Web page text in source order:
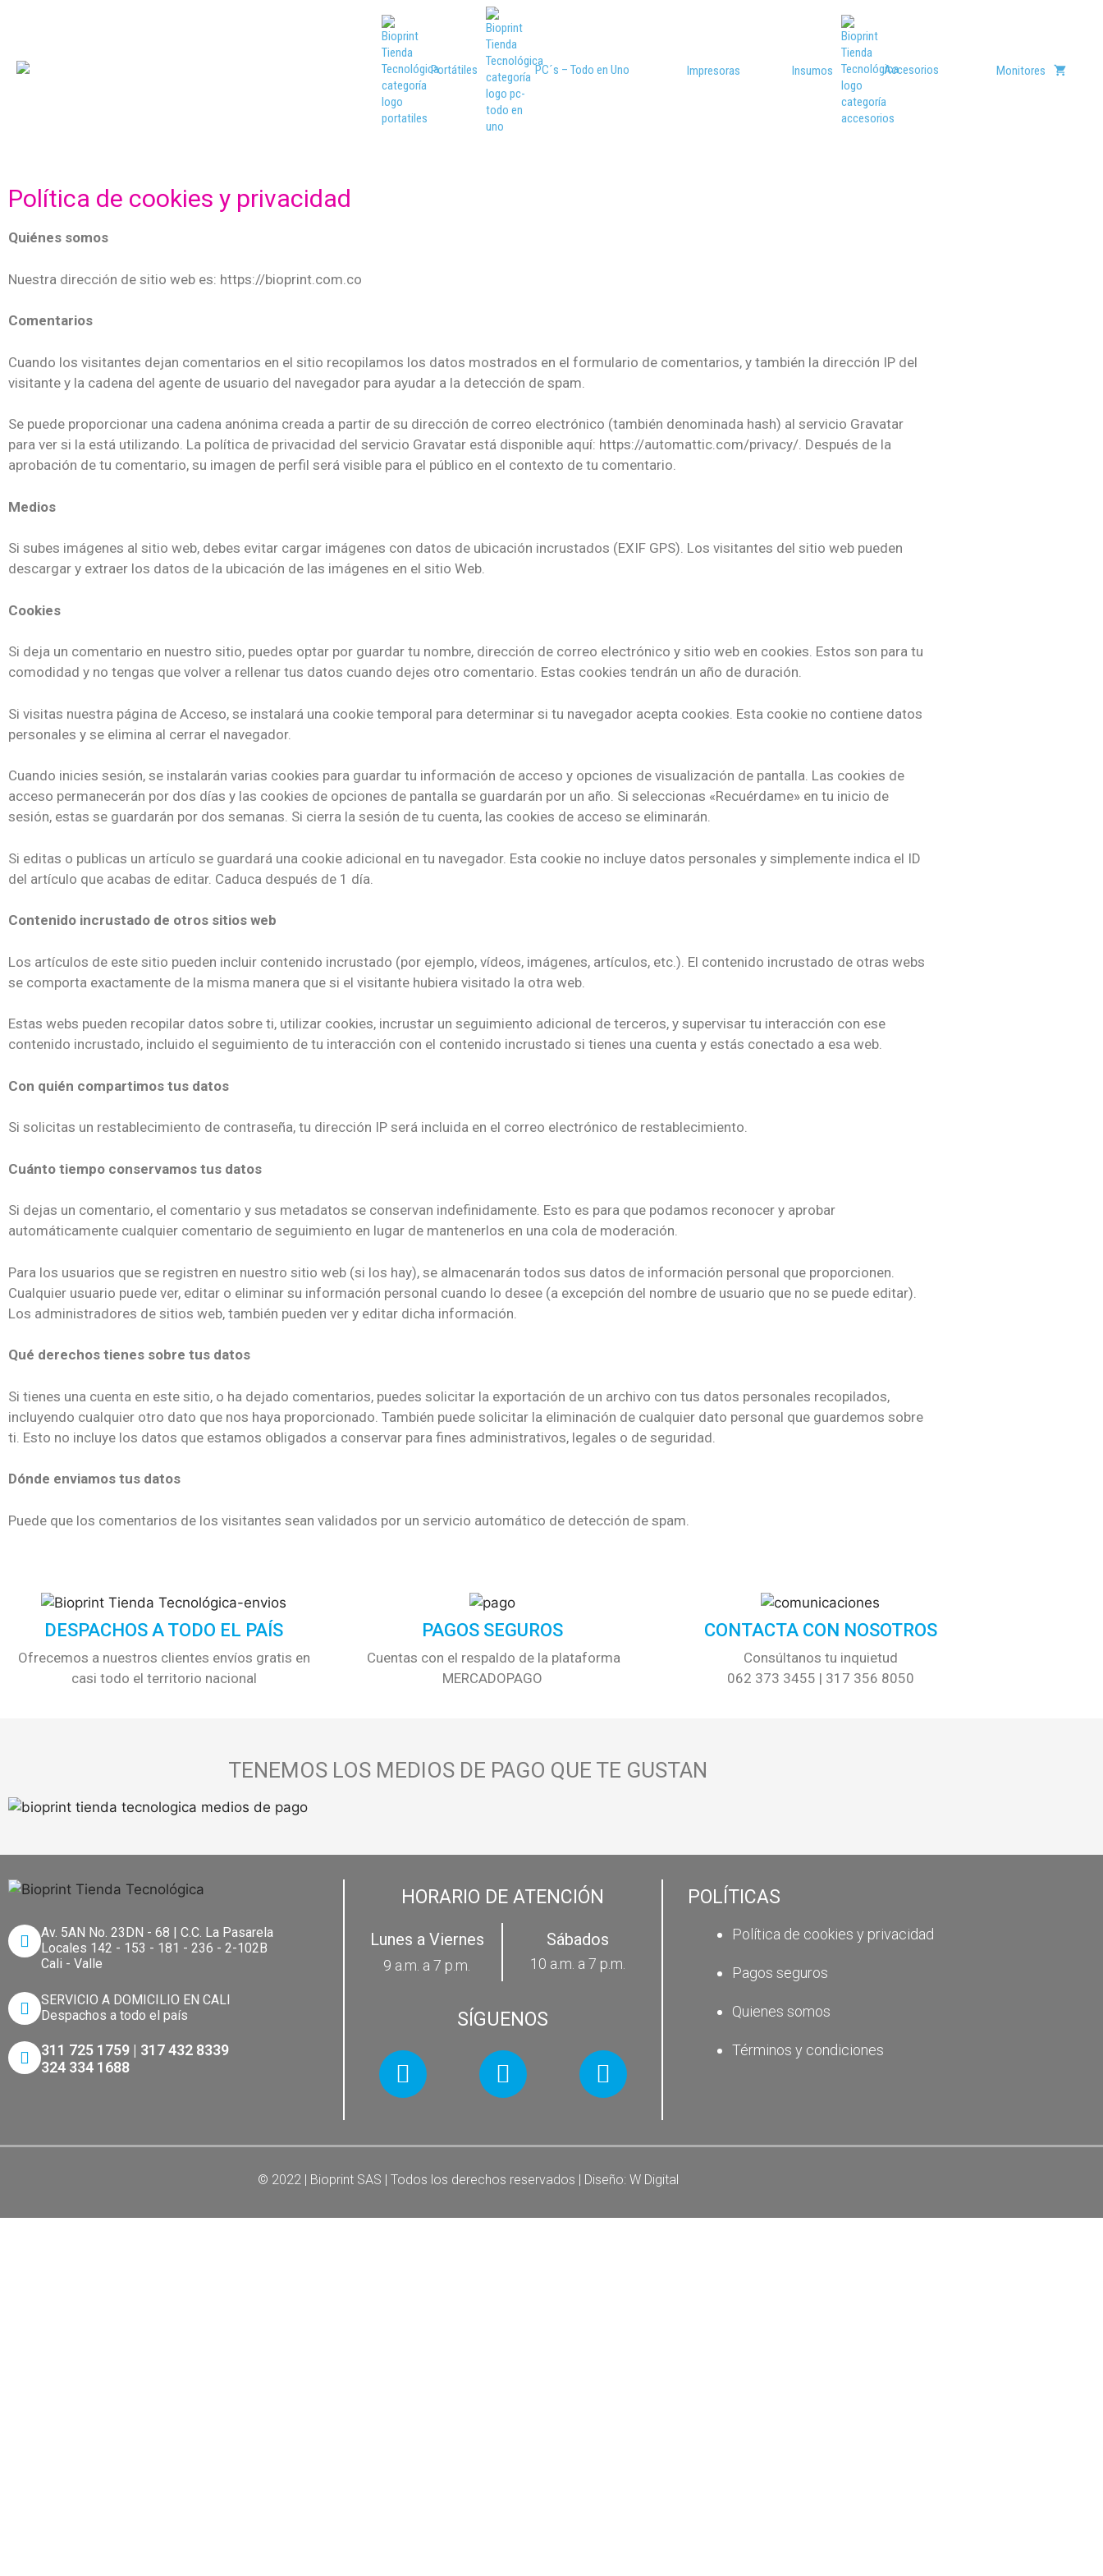
Portátiles PC´s – Todo en Uno Impresoras Insumos Accesorios Monitores
Política de cookies y privacidad
Quiénes somos
Nuestra dirección de sitio web es: https://bioprint.com.co
Comentarios
Cuando los visitantes dejan comentarios en el sitio recopilamos los datos mostrados en el formulario de comentarios, y también la dirección IP del
visitante y la cadena del agente de usuario del navegador para ayudar a la detección de spam.
Se puede proporcionar una cadena anónima creada a partir de su dirección de correo electrónico (también denominada hash) al servicio Gravatar
para ver si la está utilizando. La política de privacidad del servicio Gravatar está disponible aquí: https://automattic.com/privacy/. Después de la
aprobación de tu comentario, su imagen de perfil será visible para el público en el contexto de tu comentario.
Medios
Si subes imágenes al sitio web, debes evitar cargar imágenes con datos de ubicación incrustados (EXIF GPS). Los visitantes del sitio web pueden
descargar y extraer los datos de la ubicación de las imágenes en el sitio Web.
Cookies
Si deja un comentario en nuestro sitio, puedes optar por guardar tu nombre, dirección de correo electrónico y sitio web en cookies. Estos son para tu
comodidad y no tengas que volver a rellenar tus datos cuando dejes otro comentario. Estas cookies tendrán un año de duración.
Si visitas nuestra página de Acceso, se instalará una cookie temporal para determinar si tu navegador acepta cookies. Esta cookie no contiene datos
personales y se elimina al cerrar el navegador.
Cuando inicies sesión, se instalarán varias cookies para guardar tu información de acceso y opciones de visualización de pantalla. Las cookies de
acceso permanecerán por dos días y las cookies de opciones de pantalla se guardarán por un año. Si seleccionas «Recuérdame» en tu inicio de
sesión, estas se guardarán por dos semanas. Si cierra la sesión de tu cuenta, las cookies de acceso se eliminarán.
Si editas o publicas un artículo se guardará una cookie adicional en tu navegador. Esta cookie no incluye datos personales y simplemente indica el ID
del artículo que acabas de editar. Caduca después de 1 día.
Contenido incrustado de otros sitios web
Los artículos de este sitio pueden incluir contenido incrustado (por ejemplo, vídeos, imágenes, artículos, etc.). El contenido incrustado de otras webs
se comporta exactamente de la misma manera que si el visitante hubiera visitado la otra web.
Estas webs pueden recopilar datos sobre ti, utilizar cookies, incrustar un seguimiento adicional de terceros, y supervisar tu interacción con ese
contenido incrustado, incluido el seguimiento de tu interacción con el contenido incrustado si tienes una cuenta y estás conectado a esa web.
Con quién compartimos tus datos
Si solicitas un restablecimiento de contraseña, tu dirección IP será incluida en el correo electrónico de restablecimiento.
Cuánto tiempo conservamos tus datos
Si dejas un comentario, el comentario y sus metadatos se conservan indefinidamente. Esto es para que podamos reconocer y aprobar
automáticamente cualquier comentario de seguimiento en lugar de mantenerlos en una cola de moderación.
Para los usuarios que se registren en nuestro sitio web (si los hay), se almacenarán todos sus datos de información personal que proporcionen.
Cualquier usuario puede ver, editar o eliminar su información personal cuando lo desee (a excepción del nombre de usuario que no se puede editar).
Los administradores de sitios web, también pueden ver y editar dicha información.
Qué derechos tienes sobre tus datos
Si tienes una cuenta en este sitio, o ha dejado comentarios, puedes solicitar la exportación de un archivo con tus datos personales recopilados,
incluyendo cualquier otro dato que nos haya proporcionado. También puede solicitar la eliminación de cualquier dato personal que guardemos sobre
ti. Esto no incluye los datos que estamos obligados a conservar para fines administrativos, legales o de seguridad.
Dónde enviamos tus datos
Puede que los comentarios de los visitantes sean validados por un servicio automático de detección de spam.
DESPACHOS A TODO EL PAÍS
Ofrecemos a nuestros clientes envíos gratis en
casi todo el territorio nacional
PAGOS SEGUROS
Cuentas con el respaldo de la plataforma
MERCADOPAGO
CONTACTA CON NOSOTROS
Consúltanos tu inquietud
062 373 3455 | 317 356 8050
TENEMOS LOS MEDIOS DE PAGO QUE TE GUSTAN
Av. 5AN No. 23DN - 68 | C.C. La Pasarela​
Locales 142 - 153 - 181 - 236 - 2-102B
Cali - Valle
SERVICIO A DOMICILIO EN CALI
Despachos a todo el país
311 725 1759 | 317 432 8339
324 334 1688
HORARIO DE ATENCIÓN
Lunes a Viernes
9 a.m. a 7 p.m.
Sábados
10 a.m. a 7 p.m.
SÍGUENOS
POLÍTICAS
Política de cookies y privacidad
Pagos seguros
Quienes somos
Términos y condiciones
© 2022 | Bioprint SAS | Todos los derechos reservados | Diseño: W Digital